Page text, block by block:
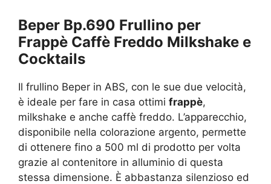
Beper Bp.690 Frullino per
Frappè Caffè Freddo Milkshake e
Cocktails
Il frullino Beper in ABS, con le sue due velocità,
è ideale per fare in casa ottimi frappè,
milkshake e anche caffè freddo. L’apparecchio,
disponibile nella colorazione argento, permette
di ottenere fino a 500 ml di prodotto per volta
grazie al contenitore in alluminio di questa
stessa dimensione. È abbastanza silenzioso ed